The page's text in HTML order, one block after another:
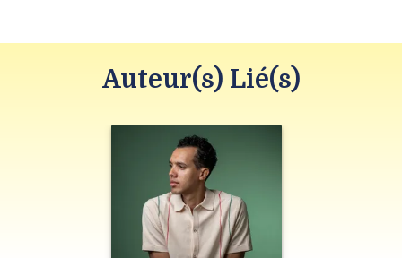
Auteur(s) Lié(s)